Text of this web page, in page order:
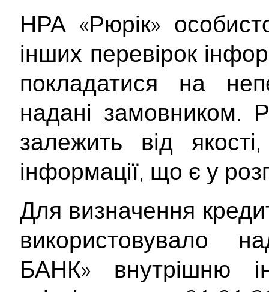
НРА «Рюрік»
інших перевірок
покладатися на
надані замовником.
залежить від
інформації, що є у
Для визначення
використовувало
БАНК» внутрішню